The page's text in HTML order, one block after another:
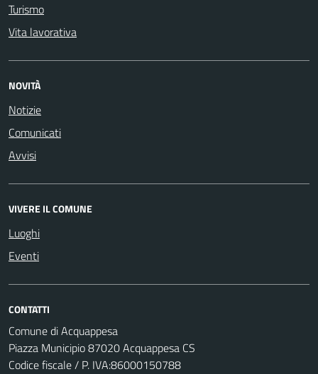
Turismo
Vita lavorativa
NOVITÀ
Notizie
Comunicati
Avvisi
VIVERE IL COMUNE
Luoghi
Eventi
CONTATTI
Comune di Acquappesa
Piazza Municipio 87020 Acquappesa CS
Codice fiscale / P. IVA:86000150788